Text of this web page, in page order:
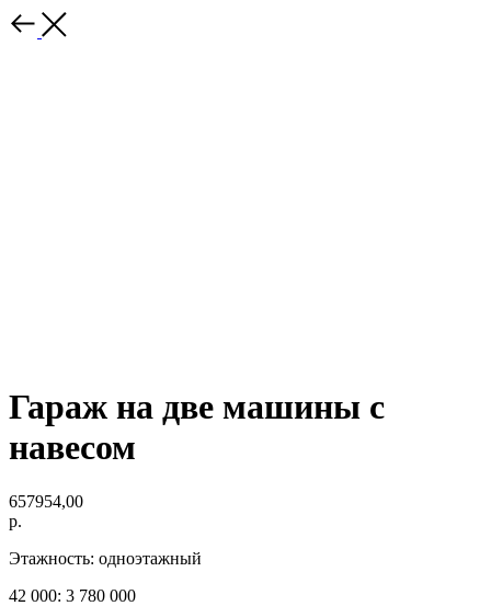
Гараж на две машины с
навесом
657954,00
р.
Этажность: одноэтажный
42 000: 3 780 000